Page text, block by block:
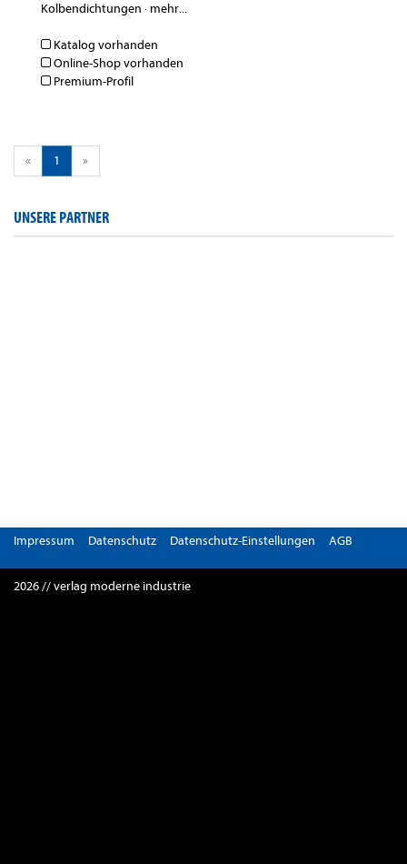
Kolbendichtungen · mehr...
Katalog vorhanden
Online-Shop vorhanden
Premium-Profil
« 1 »
UNSERE PARTNER
Impressum Datenschutz Datenschutz-Einstellungen AGB
2026 // verlag moderne industrie